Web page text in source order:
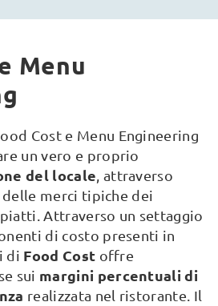
Menu
Cost e Menu Engineering
un vero e proprio
del locale, attraverso
merci tipiche dei
Attraverso un settaggio
di costo presenti in
di Food Cost offre
sui margini percentuali di
realizzata nel ristorante. Il